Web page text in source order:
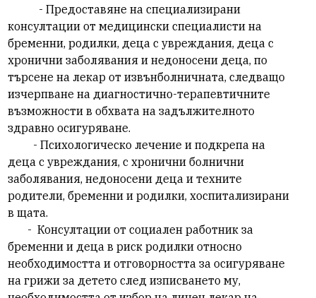
-Предоставяне на специализирани
консултации от медицински специалисти на
бременни, родилки, деца с увреждания, деца с
хронични заболявания и недоносени деца, по
търсене на лекар от извънболничната, следващо
изчерпване на диагностично-терапевтичните
възможности в обхвата на задължителното
здравно осигуряване.
-Психологическо лечение и подкрепа на
деца с увреждания, с хронични болнични
заболявания, недоносени деца и техните
родители, бременни и родилки, хоспитализирани
в щата.
- Консултации от социален работник за
бременни и деца в риск родилки относно
необходимостта и отговорността за осигуряване
на грижи за детето след изписването му,